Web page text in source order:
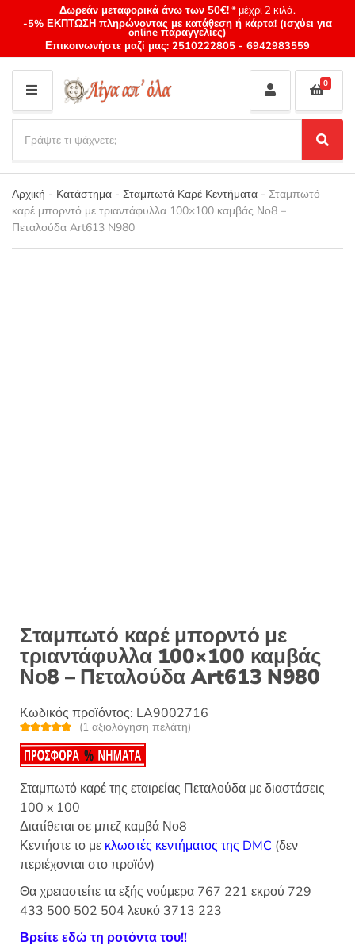
Δωρεάν μεταφορικά άνω των 50€!* μέχρι 2 κιλά.
-5% ΕΚΠΤΩΣΗ πληρώνοντας με κατάθεση ή κάρτα! (ισχύει για
online παραγγελίες)
Επικοινωνήστε μαζί μας: 2510222805 - 6942983559
M
E
N
U
Category
name
a
r
c
h
p
r
S
e
a
0
Αρχική - Κατάστημα - Σταμπωτά Καρέ Κεντήματα - Σταμπωτό
καρέ μπορντό με τριαντάφυλλα 100×100 καμβάς Νο8 –
Πεταλούδα Art613 N980
Σταμπωτό καρέ μπορντό με
τριαντάφυλλα 100×100 καμβάς
Νο8 – Πεταλούδα Art613 N980
Κωδικός προϊόντος: LA9002716
Βαθμολογή
θηκε με5.00
από 5 με
βάση
1
πελάτη
(1 αξιολόγηση πελάτη)
Σταμπωτό καρέ της εταιρείας Πεταλούδα με διαστάσεις
100 x 100
Διατίθεται σε μπεζ καμβά Νο8
Κεντήστε το με κλωστές κεντήματος της DMC (δεν
περιέχονται στο προϊόν)
Θα χρειαστείτε τα εξής νούμερα 767 221 εκρού 729
433 500 502 504 λευκό 3713 223
Βρείτε εδώ τη ροτόντα του!!